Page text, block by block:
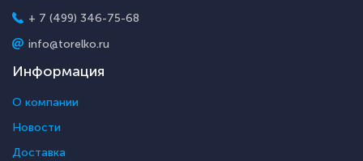
+ 7 (499) 346-75-68
info@torelko.ru
Информация
О компании
Новости
Доставка